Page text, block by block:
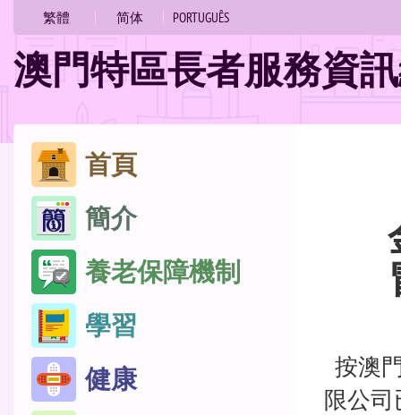
繁體 简体 PORTUGUÊS
澳門特區長者服務資
跳
至
內
容
首頁
簡介
養老保障機制
學習
健康
位
置
按澳
限公司